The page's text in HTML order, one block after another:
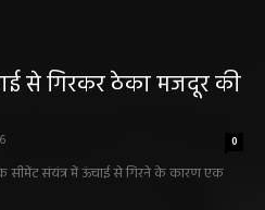
से गिरकर ठेका मजदूर की
0
सीमेंट संयंत्र में ऊंचाई से गिरने के कारण एक